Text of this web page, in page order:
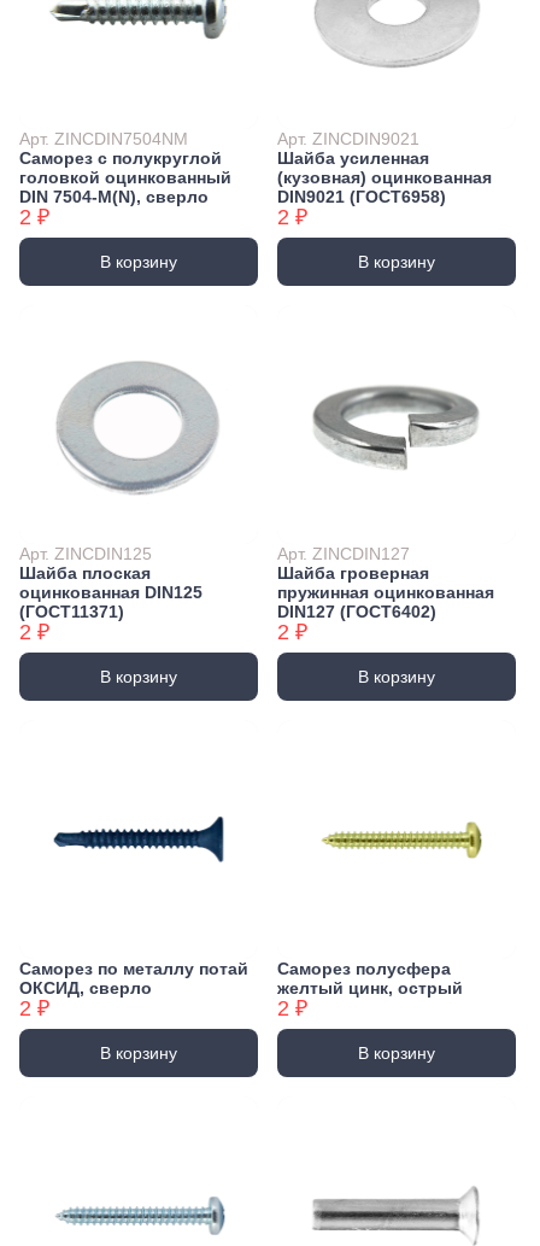
Арт. ZINCDIN7504NM
Саморез с полукруглой
головкой оцинкованный
DIN 7504-М(N), сверло
2 ₽
В корзину
Арт. ZINCDIN9021
Шайба усиленная
(кузовная) оцинкованная
DIN9021 (ГОСТ6958)
2 ₽
В корзину
Арт. ZINCDIN125
Шайба плоская
оцинкованная DIN125
(ГОСТ11371)
2 ₽
В корзину
Арт. ZINCDIN127
Шайба гроверная
пружинная оцинкованная
DIN127 (ГОСТ6402)
2 ₽
В корзину
Саморез по металлу потай
ОКСИД, сверло
2 ₽
В корзину
Саморез полусфера
желтый цинк, острый
2 ₽
В корзину